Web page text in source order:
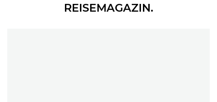
REISEMAGAZIN.